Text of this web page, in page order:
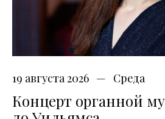
19 августа 2026 Среда
Концерт органной